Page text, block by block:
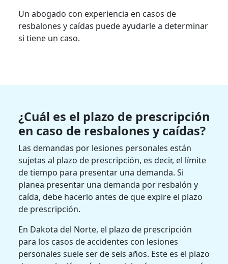
Un abogado con experiencia en casos de
resbalones y caídas puede ayudarle a determinar
si tiene un caso.
¿Cuál es el plazo de prescripción
en caso de resbalones y caídas?
Las demandas por lesiones personales están
sujetas al plazo de prescripción, es decir, el límite
de tiempo para presentar una demanda. Si
planea presentar una demanda por resbalón y
caída, debe hacerlo antes de que expire el plazo
de prescripción.
En Dakota del Norte, el plazo de prescripción
para los casos de accidentes con lesiones
personales suele ser de seis años. Este es el plazo